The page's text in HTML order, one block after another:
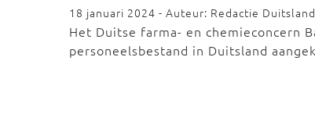
18 januari 2024 - Auteur: Redactie
Het Duitse farma- en chemieconcern
personeelsbestand in Duitsland